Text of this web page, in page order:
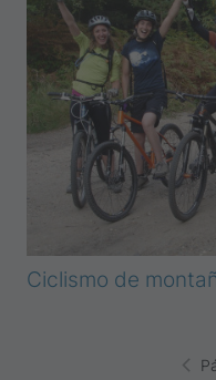
Ciclismo de